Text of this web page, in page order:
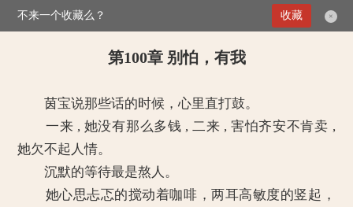
>掌上娇妻：总裁二叔没节操 第100章 别怕，有我
第100章 别怕，有我
茵宝说那些话的时候，心里直打鼓。
一来 , 她没有那么多钱 , 二来 , 害怕齐安不肯卖 ,
她欠不起人情。
沉默的等待最是熬人。
她心思忐忑的搅动着咖啡，两耳高敏度的竖起，
不来一个收藏么？ ×
收藏